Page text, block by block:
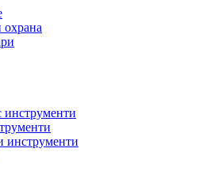
охрана
инструменти
инструменти